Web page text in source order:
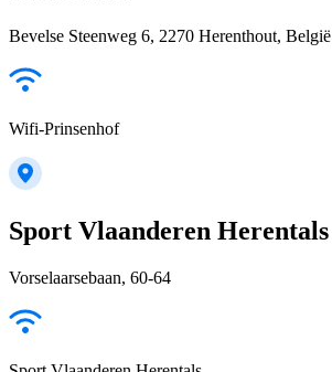
Bevelse Steenweg 6, 2270 Herenthout, België
Wifi-Prinsenhof
Sport Vlaanderen Herentals
Vorselaarsebaan, 60-64